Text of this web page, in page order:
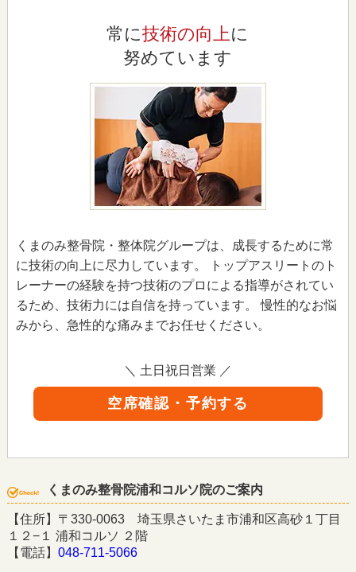
常に技術の向上に
努めています
くまのみ整骨院・整体院グループは、成長するために常
に技術の向上に尽力しています。 トップアスリートのト
レーナーの経験を持つ技術のプロによる指導がされてい
るため、技術力には自信を持っています。 慢性的なお悩
みから、急性的な痛みまでお任せください。
＼ 土日祝日営業 ／
空席確認・予約する
くまのみ整骨院浦和コルソ院のご案内
【住所】〒330-0063 埼玉県さいたま市浦和区高砂１丁目
１２−１ 浦和コルソ ２階
【電話】 048-711-5066